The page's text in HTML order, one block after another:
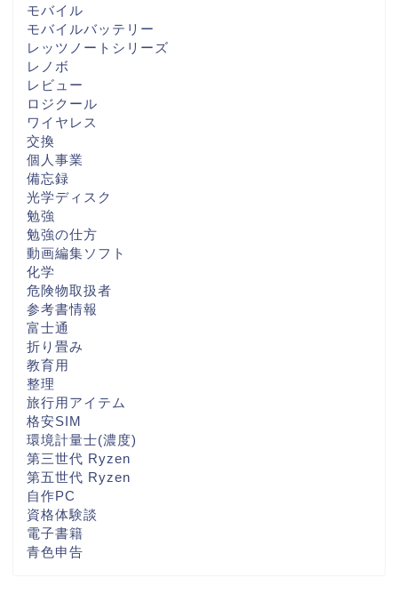
モバイル
モバイルバッテリー
レッツノートシリーズ
レノボ
レビュー
ロジクール
ワイヤレス
交換
個人事業
備忘録
光学ディスク
勉強
勉強の仕方
動画編集ソフト
化学
危険物取扱者
参考書情報
富士通
折り畳み
教育用
整理
旅行用アイテム
格安SIM
環境計量士(濃度)
第三世代 Ryzen
第五世代 Ryzen
自作PC
資格体験談
電子書籍
青色申告